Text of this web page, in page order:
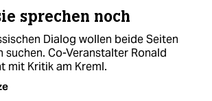
sprechen noch
Dialog wollen beide Seiten
suchen. Co-Veranstalter Ronald
mit Kritik am Kreml.